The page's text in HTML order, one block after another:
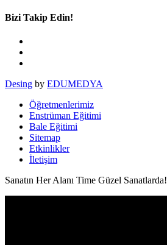
Bizi Takip Edin!
Desing by EDUMEDYA
Öğretmenlerimiz
Enstrüman Eğitimi
Bale Eğitimi
Sitemap
Etkinlikler
İletişim
Sanatın Her Alanı Time Güzel Sanatlarda!